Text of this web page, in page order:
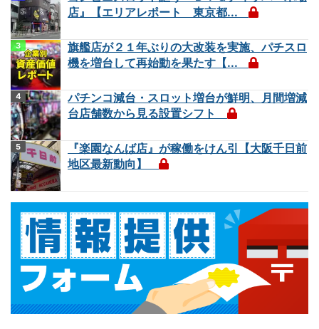
店』【エリアレポート 東京都...
旗艦店が２１年ぶりの大改装を実施、パチスロ
機を増台して再始動を果たす【...
パチンコ減台・スロット増台が鮮明、月間増減
台店舗数から見る設置シフト
『楽園なんば店』が稼働をけん引【大阪千日前
地区最新動向】